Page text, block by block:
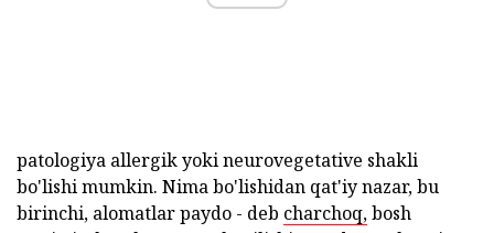
patologiya allergik yoki neurovegetative shakli
bo'lishi mumkin. Nima bo'lishidan qat'iy nazar, bu
birinchi, alomatlar paydo - deb charchoq,bosh